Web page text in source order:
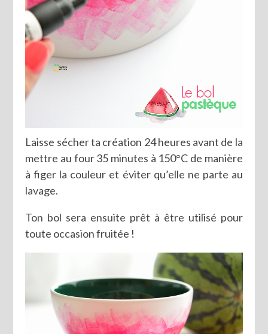
Laisse sécher ta création 24 heures avant de la
mettre au four 35 minutes à 150°C de manière
à figer la couleur et éviter qu’elle ne parte au
lavage.
Ton bol sera ensuite prêt à être utilisé pour
toute occasion fruitée !